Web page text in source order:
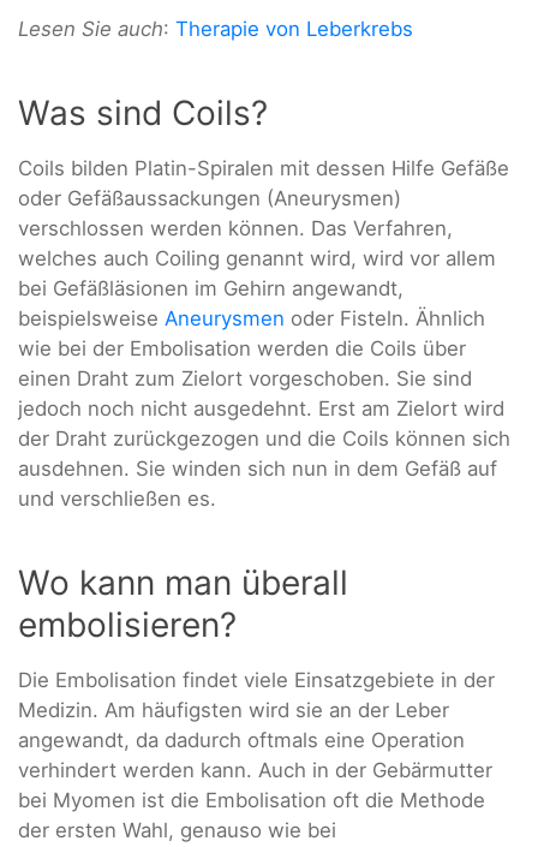
Lesen Sie auch: Therapie von Leberkrebs
Was sind Coils?
Coils bilden Platin-Spiralen mit dessen Hilfe Gefäße
oder Gefäßaussackungen (Aneurysmen)
verschlossen werden können. Das Verfahren,
welches auch Coiling genannt wird, wird vor allem
bei Gefäßläsionen im Gehirn angewandt,
beispielsweise Aneurysmen oder Fisteln. Ähnlich
wie bei der Embolisation werden die Coils über
einen Draht zum Zielort vorgeschoben. Sie sind
jedoch noch nicht ausgedehnt. Erst am Zielort wird
der Draht zurückgezogen und die Coils können sich
ausdehnen. Sie winden sich nun in dem Gefäß auf
und verschließen es.
Wo kann man überall
embolisieren?
Die Embolisation findet viele Einsatzgebiete in der
Medizin. Am häufigsten wird sie an der Leber
angewandt, da dadurch oftmals eine Operation
verhindert werden kann. Auch in der Gebärmutter
bei Myomen ist die Embolisation oft die Methode
der ersten Wahl, genauso wie bei